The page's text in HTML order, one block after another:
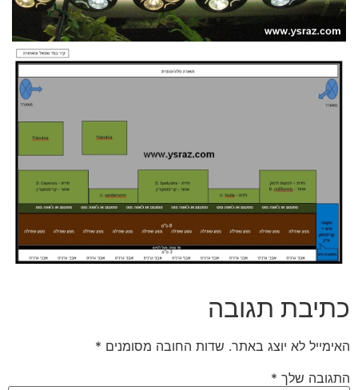
כתיבת תגובה
האימייל לא יוצג באתר. שדות החובה מסומנים *
התגובה שלך *